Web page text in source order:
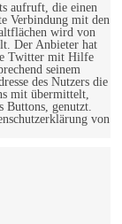
aufruft, die einen
Verbindung mit den
wird von
Der Anbieter hat
Twitter mit Hilfe
seinem
des Nutzers die
mit übermittelt,
Buttons, genutzt.
von